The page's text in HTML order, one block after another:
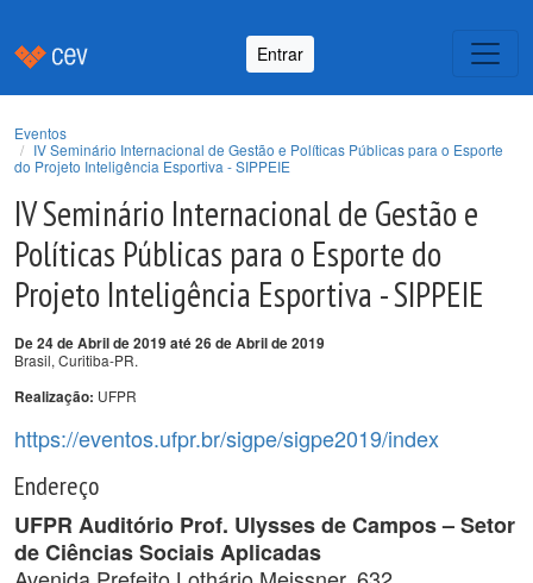
Entrar
Eventos
IV Seminário Internacional de Gestão e Políticas Públicas para o Esporte
do Projeto Inteligência Esportiva - SIPPEIE
IV Seminário Internacional de Gestão e
Políticas Públicas para o Esporte do
Projeto Inteligência Esportiva - SIPPEIE
De 24 de Abril de 2019 até 26 de Abril de 2019
Brasil, Curitiba-PR.
Realização: UFPR
https://eventos.ufpr.br/sigpe/sigpe2019/index
Endereço
UFPR Auditório Prof. Ulysses de Campos – Setor
de Ciências Sociais Aplicadas